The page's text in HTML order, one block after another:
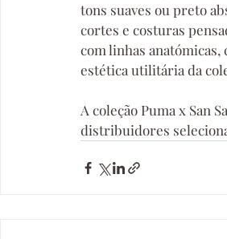
tons suaves ou preto
cortes e costuras
com linhas anatómicas,
estética utilitária da
A coleção Puma x San
distribuidores